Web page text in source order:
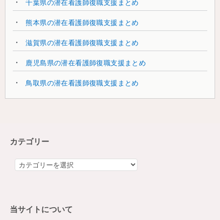
千葉県の潜在看護師復職支援まとめ
熊本県の潜在看護師復職支援まとめ
滋賀県の潜在看護師復職支援まとめ
鹿児島県の潜在看護師復職支援まとめ
鳥取県の潜在看護師復職支援まとめ
カテゴリー
カ
ー
当サイトについて